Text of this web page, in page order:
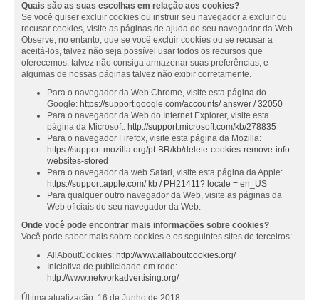
Quais são as suas escolhas em relação aos cookies?
Se você quiser excluir cookies ou instruir seu navegador a excluir ou
recusar cookies, visite as páginas de ajuda do seu navegador da Web.
Observe, no entanto, que se você excluir cookies ou se recusar a
aceitá-los, talvez não seja possível usar todos os recursos que
oferecemos, talvez não consiga armazenar suas preferências, e
algumas de nossas páginas talvez não exibir corretamente.
Para o navegador da Web Chrome, visite esta página do
Google: https://support.google.com/accounts/ answer / 32050
Para o navegador da Web do Internet Explorer, visite esta
página da Microsoft: http://support.microsoft.com/kb/278835
Para o navegador Firefox, visite esta página da Mozilla:
https://support.mozilla.org/pt-BR/kb/delete-cookies-remove-info-
websites-stored
Para o navegador da web Safari, visite esta página da Apple:
https://support.apple.com/ kb / PH21411? locale = en_US
Para qualquer outro navegador da Web, visite as páginas da
Web oficiais do seu navegador da Web.
Onde você pode encontrar mais informações sobre cookies?
Você pode saber mais sobre cookies e os seguintes sites de terceiros:
AllAboutCookies: http://www.allaboutcookies.org/
Iniciativa de publicidade em rede:
http://www.networkadvertising.org/
Última atualização: 16 de Junho de 2018